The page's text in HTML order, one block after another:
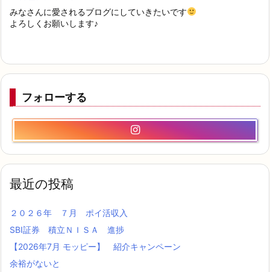
みなさんに愛されるブログにしていきたいです
よろしくお願いします♪
フォローする
最近の投稿
２０２６年 ７月 ポイ活収入
SBI証券 積立ＮＩＳＡ 進捗
【2026年7月 モッピー】 紹介キャンペーン
余裕がないと